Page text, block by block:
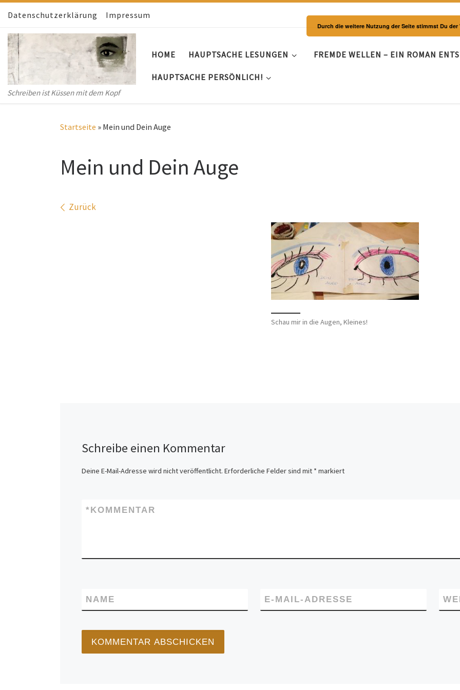
Zum Inhalt springen
Datenschutzerklärung Impressum
Schreiben ist Küssen mit dem Kopf
HOME HAUPTSACHE LESUNGEN FREMDE WELLEN – EIN ROMAN
HAUPTSACHE PERSÖNLICH!
Startseite » Mein und Dein Auge
Mein und Dein Auge
Bilder Navigation
Zurück
Schau mir in die Augen, Kleines!
Schreibe einen Kommentar
Deine E-Mail-Adresse wird nicht veröffentlicht. Erforderliche Felder sind mit * markiert
KOMMENTAR
*
NAME E-MAIL-ADRESSE
Durch die weitere Nutzung der Seite stimmst Du